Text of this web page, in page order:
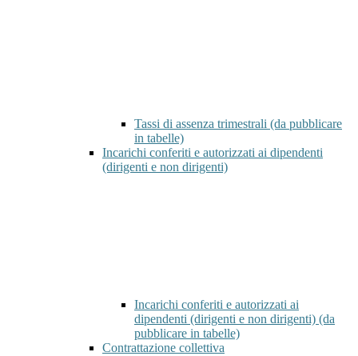
Tassi di assenza trimestrali (da pubblicare
in tabelle)
Incarichi conferiti e autorizzati ai dipendenti
(dirigenti e non dirigenti)
Incarichi conferiti e autorizzati ai
dipendenti (dirigenti e non dirigenti) (da
pubblicare in tabelle)
Contrattazione collettiva